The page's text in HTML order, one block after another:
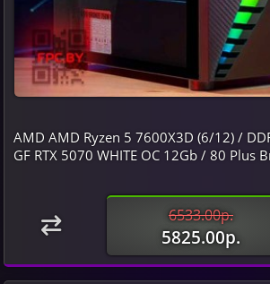
AMD AMD Ryzen 5 7600X3D (6/12) /
GF RTX 5070 WHITE OC 12Gb / 80 Plus
6533.00р.
5825.00р.